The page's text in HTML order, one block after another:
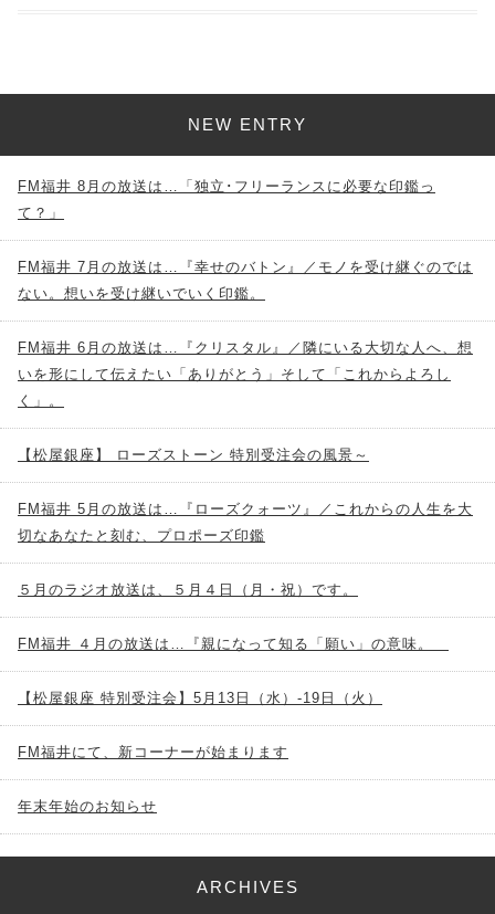
NEW ENTRY
FM福井 8月の放送は…「独立･フリーランスに必要な印鑑っ
て？」
FM福井 7月の放送は…『幸せのバトン』／モノを受け継ぐのでは
ない。想いを受け継いでいく印鑑。
FM福井 6月の放送は…『クリスタル』／隣にいる大切な人へ、想
いを形にして伝えたい「ありがとう」そして「これからよろし
く」。
【松屋銀座】 ローズストーン 特別受注会の風景～
FM福井 5月の放送は…『ローズクォーツ』／これからの人生を大
切なあなたと刻む、プロポーズ印鑑
５月のラジオ放送は、５月４日（月・祝）です。
FM福井 ４月の放送は…『親になって知る「願い」の意味。
【松屋銀座 特別受注会】5月13日（水）-19日（火）
FM福井にて、新コーナーが始まります
年末年始のお知らせ
ARCHIVES